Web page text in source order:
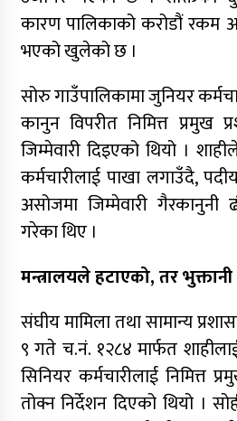
निर्माण व्यवसायी
कविता – बहुरङ्गी
कर्णाली निर्माण
कर्णालीमा मन्त्रालय
सरकार
कांग्रेस असन्तुष्ट
कारण पालिकाको करोडौं रकम
भएको खुलेको छ ।
सोरु गाउँपालिकामा जुनियर
कानुन विपरीत निमित्त प्रमुख
जिम्मेवारी दिइएको थियो ।
कर्मचारीलाई पाखा लगाउँदै,
असोजमा जिम्मेवारी
गरेका थिए ।
मन्त्रालयले हटाएको, तर भुक्तानी
संघीय मामिला तथा सामान्य
९ गते च.नं. १२८४ मार्फत
सिनियर कर्मचारीलाई निमित्त
तोक्न निर्देशन दिएको थियो ।